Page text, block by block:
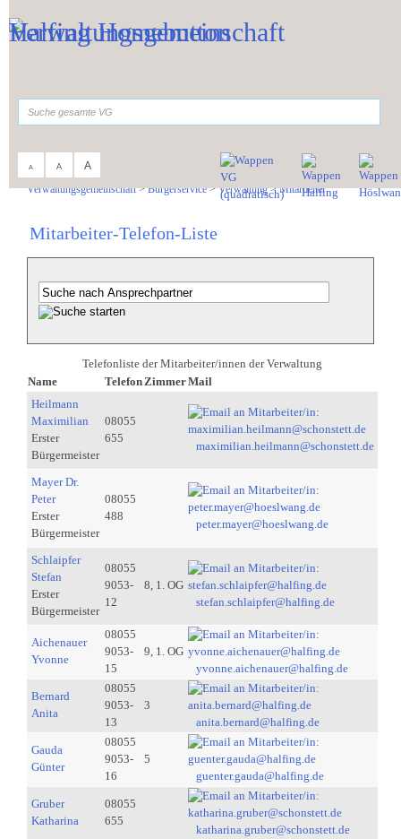
A A A
Verwaltungsgemeinschaft>Bürgerservice>Verwaltung>Mitarbeiter
Mitarbeiter-Telefon-Liste
Telefonliste der Mitarbeiter/innen der Verwaltung
Name
Telefon ZimmerMail
Heilmann
Maximilian
Erster
Bürgermeister
08055
655
maximilian.heilmann@schonstett.de
Mayer Dr.
Peter
Erster
Bürgermeister
08055
488
peter.mayer@hoeslwang.de
Schlaipfer
Stefan
Erster
Bürgermeister
08055
9053-
12
8, 1. OG
stefan.schlaipfer@halfing.de
Aichenauer
Yvonne
08055
9053-
15
9, 1. OG
yvonne.aichenauer@halfing.de
Bernard
Anita
08055
9053-
13
3
anita.bernard@halfing.de
Gauda
Günter
08055
9053-
16
5
guenter.gauda@halfing.de
Gruber
Katharina
08055
655
katharina.gruber@schonstett.de